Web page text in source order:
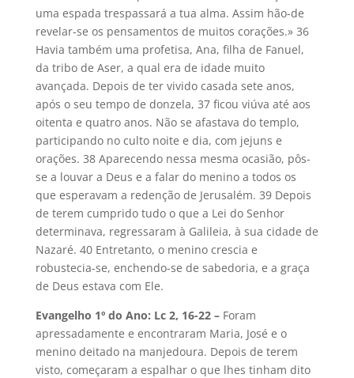
uma espada trespassará a tua alma. Assim hão-de
revelar-se os pensamentos de muitos corações.» 36
Havia também uma profetisa, Ana, filha de Fanuel,
da tribo de Aser, a qual era de idade muito
avançada. Depois de ter vivido casada sete anos,
após o seu tempo de donzela, 37 ficou viúva até aos
oitenta e quatro anos. Não se afastava do templo,
participando no culto noite e dia, com jejuns e
orações. 38 Aparecendo nessa mesma ocasião, pôs-
se a louvar a Deus e a falar do menino a todos os
que esperavam a redenção de Jerusalém. 39 Depois
de terem cumprido tudo o que a Lei do Senhor
determinava, regressaram à Galileia, à sua cidade de
Nazaré. 40 Entretanto, o menino crescia e
robustecia-se, enchendo-se de sabedoria, e a graça
de Deus estava com Ele.
Evangelho 1º do Ano: Lc 2, 16-22 –Foram
apressadamente e encontraram Maria, José e o
menino deitado na manjedoura. Depois de terem
visto, começaram a espalhar o que lhes tinham dito